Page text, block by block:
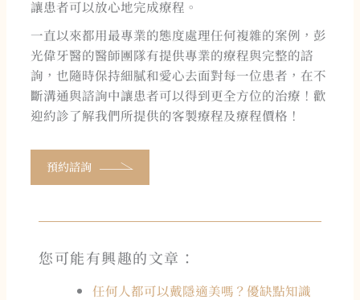
讓患者可以放心地完成療程。
一直以來都用最專業的態度處理任何複雜的案例，彭
光偉牙醫的醫師團隊有提供專業的療程與完整的諮
詢，也隨時保持細膩和愛心去面對每一位患者，在不
斷溝通與諮詢中讓患者可以得到更全方位的治療！歡
迎約診了解我們所提供的客製療程及療程價格！
預約諮詢
您可能有興趣的文章：
任何人都可以戴隱適美嗎？優缺點知識